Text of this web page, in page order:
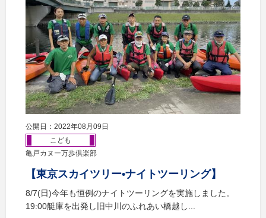
公開日：2022年08月09日
こども
亀戸カヌー万歩倶楽部
【東京スカイツリー•ナイトツーリング】
8/7(日)今年も恒例のナイトツーリングを実施しました。
19:00艇庫を出発し旧中川のふれあい橋越し...